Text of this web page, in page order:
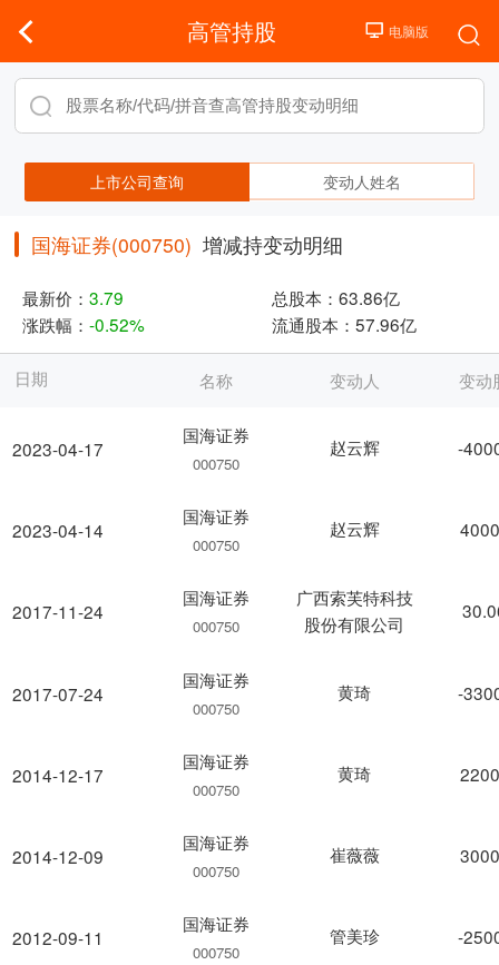
高管持股
上市公司查询 变动人姓名
国海证券(000750) 增减持变动明细
最新价： 3.79 总股本： 63.86亿
涨跌幅： -0.52% 流通股本： 57.96亿
日期
2023-04-17
2023-04-14
2017-11-24
2017-07-24
2014-12-17
2014-12-09
2012-09-11
名称 变动人 变动
国海证券
000750
赵云辉 -
国海证券
000750
赵云辉
国海证券
000750
广西索芙特科技
股份有限公司
国海证券
000750
黄琦 -
国海证券
000750
黄琦
国海证券
000750
崔薇薇
国海证券
000750
管美珍 -